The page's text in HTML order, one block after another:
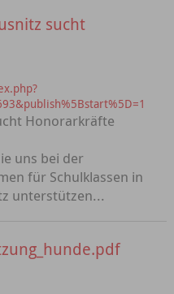
sucht
Honorarkräfte
uns bei der
für Schulklassen in
unterstützen...